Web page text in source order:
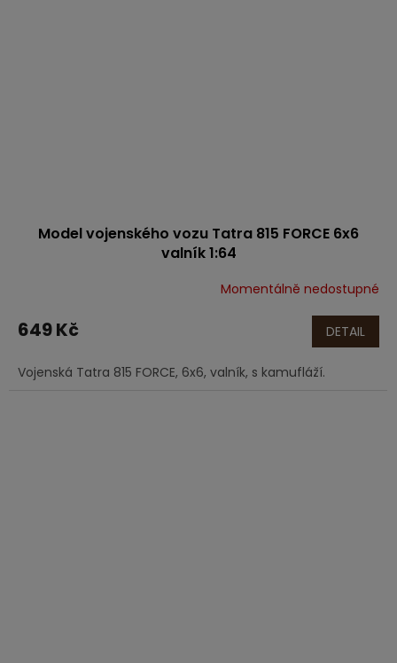
Model vojenského vozu Tatra 815 FORCE 6x6
valník 1:64
Momentálně nedostupné
649 Kč DETAIL
Vojenská Tatra 815 FORCE, 6x6, valník, s kamufláží.